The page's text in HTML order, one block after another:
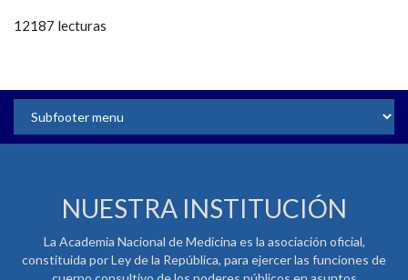
12187 lecturas
NUESTRA INSTITUCIÓN
La Academia Nacional de Medicina es la asociación oficial,
constituida por Ley de la República, para ejercer las funciones de